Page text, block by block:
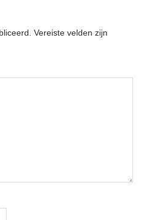
Vereiste velden zijn